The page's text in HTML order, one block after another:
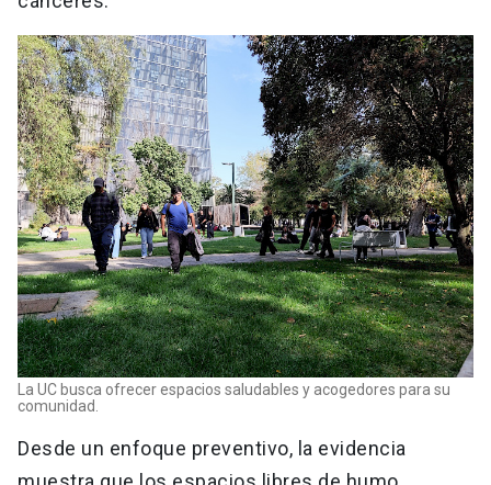
La UC busca ofrecer espacios saludables y acogedores para su
comunidad.
Desde un enfoque preventivo, la evidencia